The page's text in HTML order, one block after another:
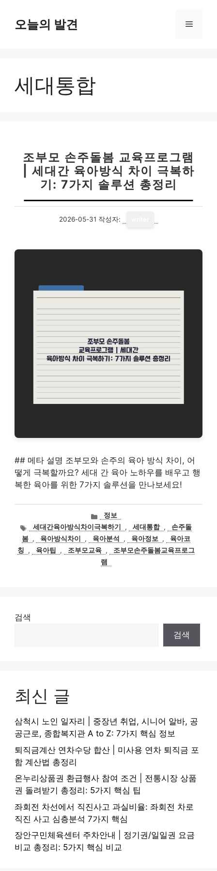
오늘의 발견 메
세대통합
조부모 손주돌봄 교육프로그램
| 세대간 육아방식 차이 극복하
기: 7가지 솔루션 총정리
2026-05-31 작성자:
## 메타 설명 조부모와 손주의 육아 방식 차이, 어
떻게 극복할까요? 세대 간 육아 노하우를 배우고 행
복한 육아를 위한 7가지 솔루션을 만나보세요!
카
테
고
리
정보
태세대간육아방식차이극복하기 , 세대통합 ,
손주돌
봄 , 육아방식차이 , 육아분석 , 육아정보 ,
육아코
칭
, 육아팁 , 조부모교육 ,
조부모손주돌봄교육프로그
램
검색
검색
최신 글
삼척시 노인 일자리 | 중장년 취업, 시니어 알바, 공
공근로, 종합복지관 A to Z: 7가지 핵심 정보
퇴직금계산 연차수당 합산 | 미사용 연차 퇴직금 포
함 계산법 총정리
온누리상품권 환급행사 참여 조건 | 전통시장 상품
권 돌려받기 총정리: 5가지 핵심 팁
좌회전 차선에서 직진사고 과실비율: 좌회전 차로
직진 사고 심층분석 7가지 핵심
장안구민체육센터 주차안내 | 정기권/일일권 요금
비교 총정리: 5가지 핵심 비교